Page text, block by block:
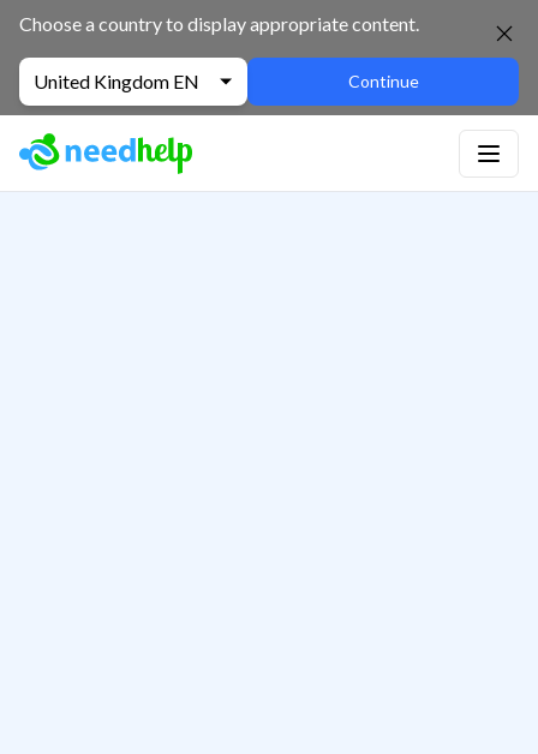
Choose a country to display appropriate content.
United Kingdom EN Continue